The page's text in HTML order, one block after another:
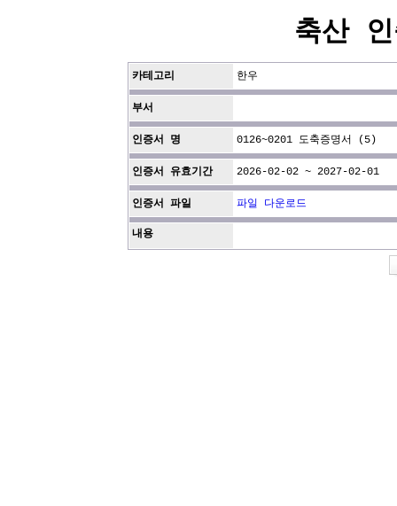
축산
카테고리 한우
부서
인증서 명 0126~0201 도축증명서 (5)
인증서 유효기간 2026-02-02 ~ 2027-02-01
인증서 파일 파일 다운로드
내용